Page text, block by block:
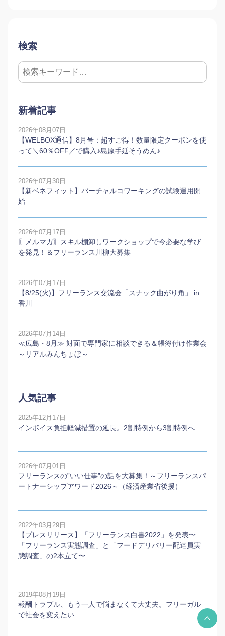
検索
新着記事
2026年08月07日
【WELBOX通信】8月号：超すご得！数量限定クーポンを使
って＼60％OFF／で購入♪島原手延そうめん♪
2026年07月30日
【新ベネフィット】バーチャルコワーキングの試験運用開
始
2026年07月17日
〖メルマガ〗スキル棚卸しワークショップで今必要な学び
を発見！＆フリーランス川柳大募集
2026年07月17日
【8/25(火)】フリーランス交流会「スナック曲がり角」 in
香川
2026年07月14日
≪広島・8月≫ 対面で専門家に相談できる＆帳簿付け作業会
～リアルみんちょぼ～
人気記事
2025年12月17日
インボイス負担軽減措置の延長。2割特例から3割特例へ
2026年07月01日
フリーランスの”いい仕事”の話を大募集！～フリーランスパ
ートナーシップアワード2026～（経済産業省後援）
2022年03月29日
【プレスリリース】「フリーランス白書2022」を発表〜
「フリーランス実態調査」と「フードデリバリー配達員実
態調査」の2本⽴て〜
2019年08月19日
報酬トラブル、もう一人で悩まなくて大丈夫。フリーガル
で社会を変えたい